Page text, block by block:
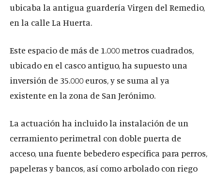
ubicaba la antigua guardería Virgen del Remedio,
en la calle La Huerta.
Este espacio de más de 1.000 metros cuadrados,
ubicado en el casco antiguo, ha supuesto una
inversión de 35.000 euros, y se suma al ya
existente en la zona de San Jerónimo.
La actuación ha incluido la instalación de un
cerramiento perimetral con doble puerta de
acceso, una fuente bebedero específica para perros,
papeleras y bancos, así como arbolado con riego